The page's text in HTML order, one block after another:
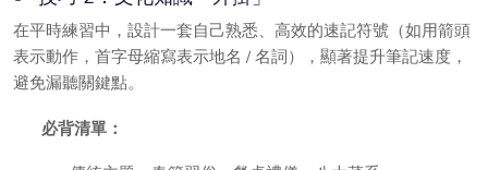
在平時練習中，設計一套自己熟悉、高效的速記符號（如用箭頭
表示動作，首字母縮寫表示地名 / 名詞），顯著提升筆記速度，
避免漏聽關鍵點。
必背清單：